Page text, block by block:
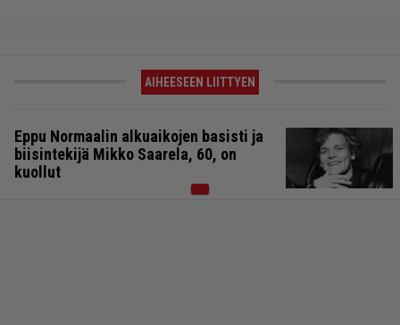
AIHEESEEN LIITTYEN
Eppu Normaalin alkuaikojen basisti ja
biisintekijä Mikko Saarela, 60, on
kuollut